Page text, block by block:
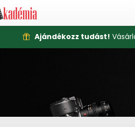
Ajándékozz tudást!